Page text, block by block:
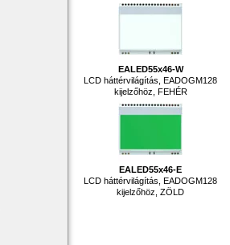
EALED55x46-W
LCD háttérvilágítás, EADOGM128
kijelzőhöz, FEHÉR
EALED55x46-E
LCD háttérvilágítás, EADOGM128
kijelzőhöz, ZÖLD